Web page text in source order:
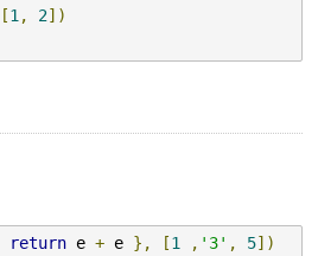
[1 , 2])
return e + e }, [1 , '3' , 5])